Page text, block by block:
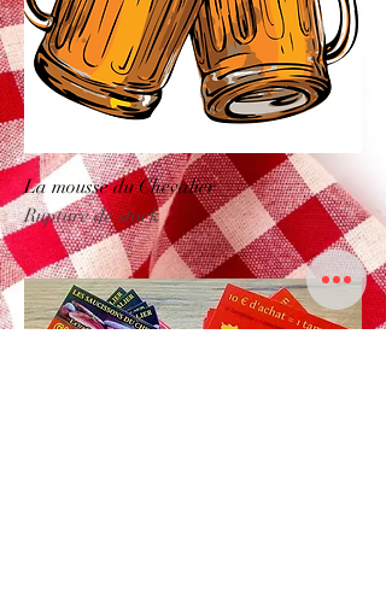
La mousse du Chevalier
Rupture de stock